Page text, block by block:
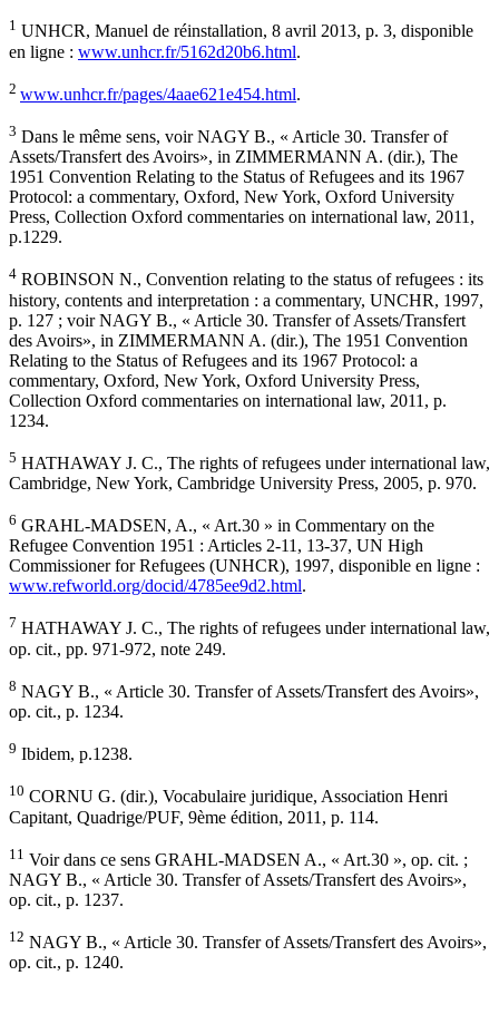
1 UNHCR, Manuel de réinstallation, 8 avril 2013, p. 3, disponible
en ligne : www.unhcr.fr/5162d20b6.html.
2 www.unhcr.fr/pages/4aae621e454.html.
3 Dans le même sens, voir NAGY B., « Article 30. Transfer of
Assets/Transfert des Avoirs», in ZIMMERMANN A. (dir.), The
1951 Convention Relating to the Status of Refugees and its 1967
Protocol: a commentary, Oxford, New York, Oxford University
Press, Collection Oxford commentaries on international law, 2011,
p.1229.
4 ROBINSON N., Convention relating to the status of refugees : its
history, contents and interpretation : a commentary, UNCHR, 1997,
p. 127 ; voir NAGY B., « Article 30. Transfer of Assets/Transfert
des Avoirs», in ZIMMERMANN A. (dir.), The 1951 Convention
Relating to the Status of Refugees and its 1967 Protocol: a
commentary, Oxford, New York, Oxford University Press,
Collection Oxford commentaries on international law, 2011, p.
1234.
5 HATHAWAY J. C., The rights of refugees under international law,
Cambridge, New York, Cambridge University Press, 2005, p. 970.
6 GRAHL-MADSEN, A., « Art.30 » in Commentary on the
Refugee Convention 1951 : Articles 2-11, 13-37, UN High
Commissioner for Refugees (UNHCR), 1997, disponible en ligne :
www.refworld.org/docid/4785ee9d2.html.
7 HATHAWAY J. C., The rights of refugees under international law,
op. cit., pp. 971-972, note 249.
8 NAGY B., « Article 30. Transfer of Assets/Transfert des Avoirs»,
op. cit., p. 1234.
9 Ibidem, p.1238.
10 CORNU G. (dir.), Vocabulaire juridique, Association Henri
Capitant, Quadrige/PUF, 9ème édition, 2011, p. 114.
11 Voir dans ce sens GRAHL-MADSEN A., « Art.30 », op. cit. ;
NAGY B., « Article 30. Transfer of Assets/Transfert des Avoirs»,
op. cit., p. 1237.
12 NAGY B., « Article 30. Transfer of Assets/Transfert des Avoirs»,
op. cit., p. 1240.